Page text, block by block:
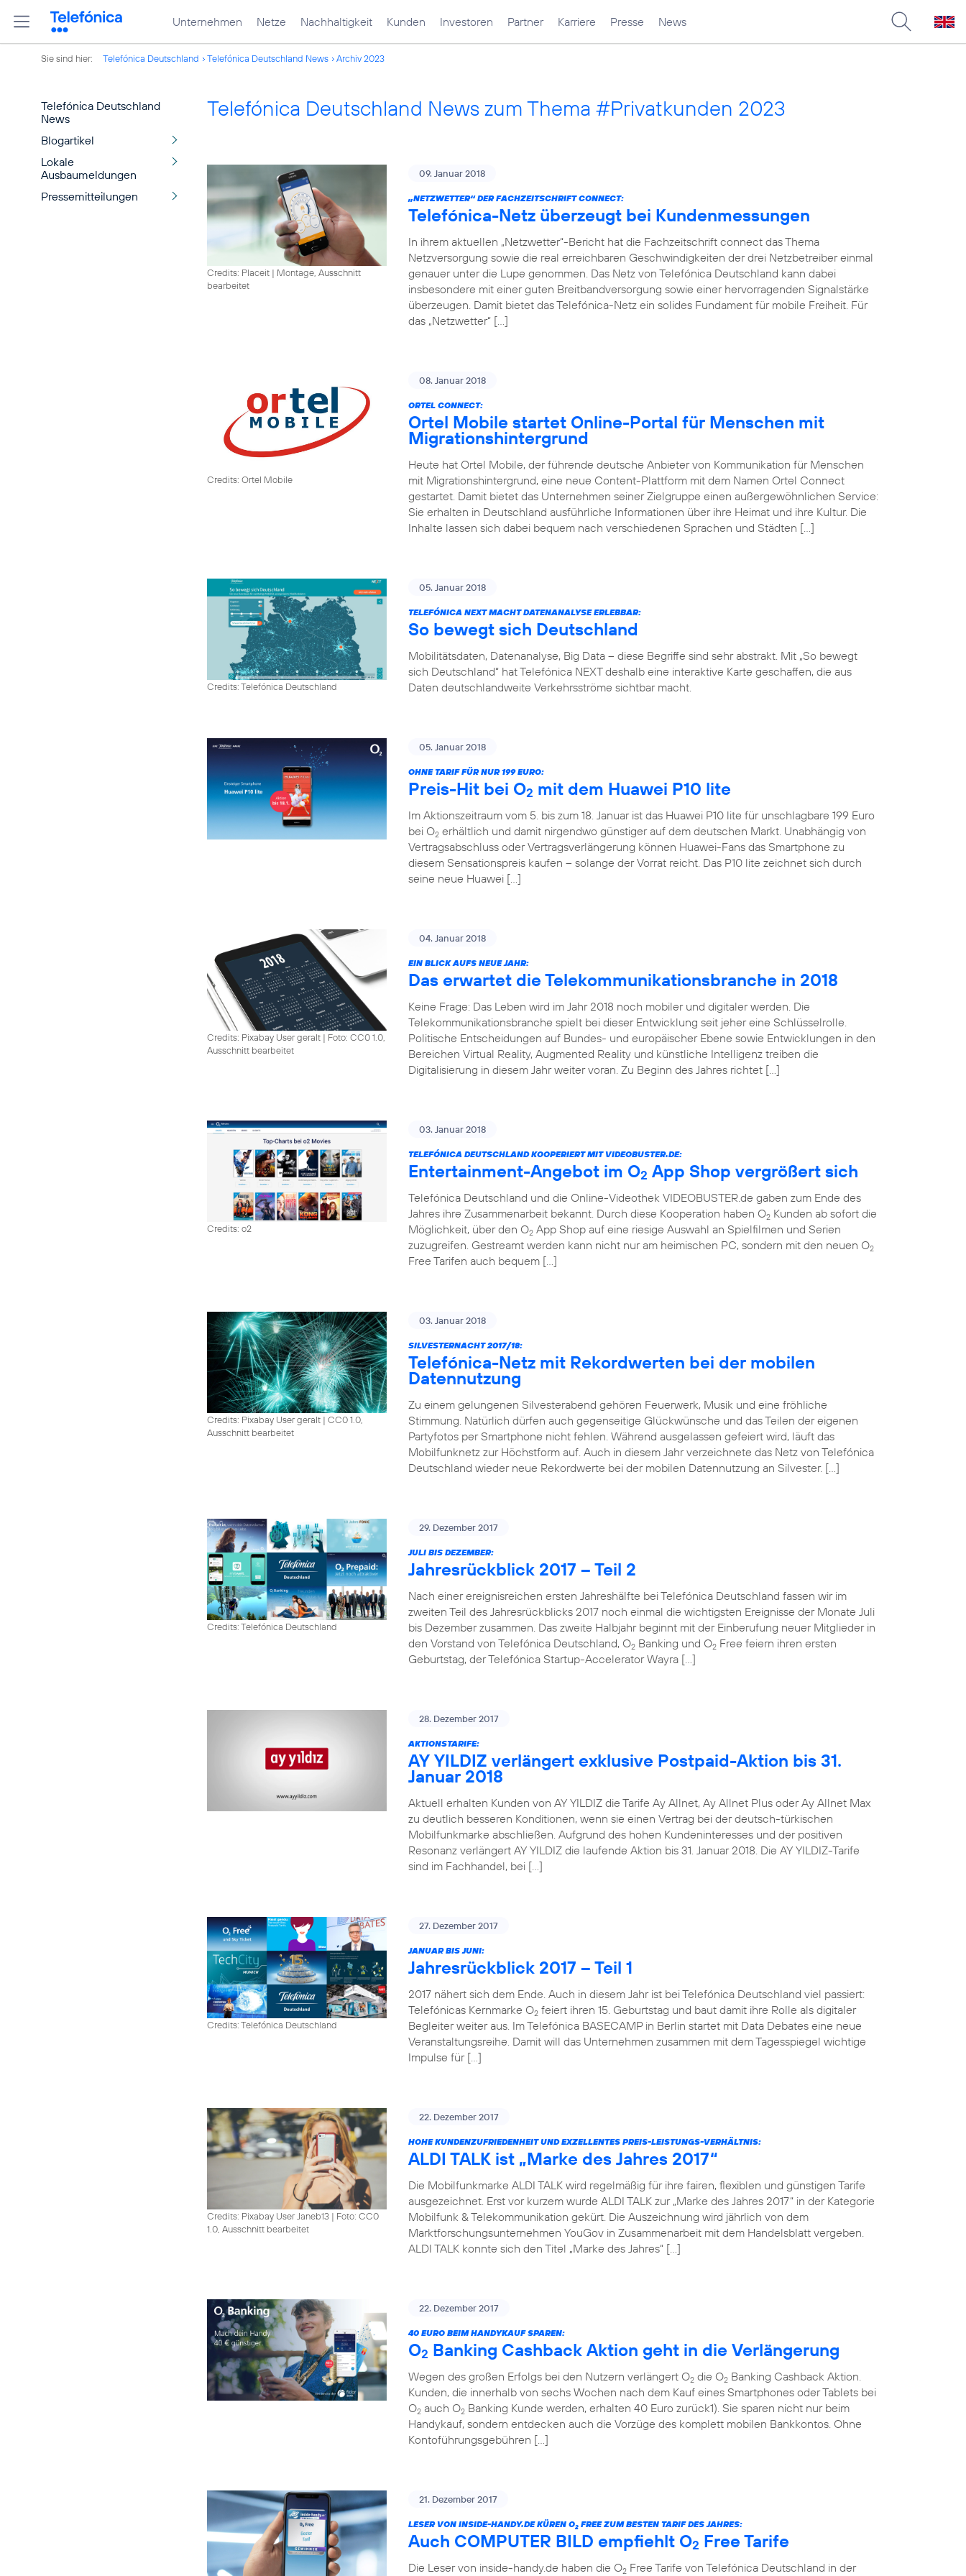
Unternehmen Netze Nachhaltigkeit Kunden Investoren Partner Karriere Presse News
Sie sind hier: Telefónica Deutschland Telefónica Deutschland News Archiv 2023
Telefónica Deutschland
News
Blogartikel
Lokale
Ausbaumeldungen
Pressemitteilungen
Telefónica Deutschland News zum Thema #Privatkunden 2023
Credits: Placeit | Montage, Ausschnitt
bearbeitet
09. Januar 2018
„NETZWETTER“ DER FACHZEITSCHRIFT CONNECT:
Telefónica-Netz überzeugt bei Kundenmessungen
In ihrem aktuellen „Netzwetter“-Bericht hat die Fachzeitschrift connect das Thema
Netzversorgung sowie die real erreichbaren Geschwindigkeiten der drei Netzbetreiber einmal
genauer unter die Lupe genommen. Das Netz von Telefónica Deutschland kann dabei
insbesondere mit einer guten Breitbandversorgung sowie einer hervorragenden Signalstärke
überzeugen. Damit bietet das Telefónica-Netz ein solides Fundament für mobile Freiheit. Für
das „Netzwetter“ […]
Credits: Ortel Mobile
08. Januar 2018
ORTEL CONNECT:
Ortel Mobile startet Online-Portal für Menschen mit
Migrationshintergrund
Heute hat Ortel Mobile, der führende deutsche Anbieter von Kommunikation für Menschen
mit Migrationshintergrund, eine neue Content-Plattform mit dem Namen Ortel Connect
gestartet. Damit bietet das Unternehmen seiner Zielgruppe einen außergewöhnlichen Service:
Sie erhalten in Deutschland ausführliche Informationen über ihre Heimat und ihre Kultur. Die
Inhalte lassen sich dabei bequem nach verschiedenen Sprachen und Städten […]
Credits: Telefónica Deutschland
05. Januar 2018
TELEFÓNICA NEXT MACHT DATENANALYSE ERLEBBAR:
So bewegt sich Deutschland
Mobilitätsdaten, Datenanalyse, Big Data – diese Begriffe sind sehr abstrakt. Mit „So bewegt
sich Deutschland“ hat Telefónica NEXT deshalb eine interaktive Karte geschaffen, die aus
Daten deutschlandweite Verkehrsströme sichtbar macht.
05. Januar 2018
OHNE TARIF FÜR NUR 199 EURO:
Preis-Hit bei O2 mit dem Huawei P10 lite
Im Aktionszeitraum vom 5. bis zum 18. Januar ist das Huawei P10 lite für unschlagbare 199 Euro
bei O2 erhältlich und damit nirgendwo günstiger auf dem deutschen Markt. Unabhängig von
Vertragsabschluss oder Vertragsverlängerung können Huawei-Fans das Smartphone zu
diesem Sensationspreis kaufen – solange der Vorrat reicht. Das P10 lite zeichnet sich durch
seine neue Huawei […]
Credits: Pixabay User geralt | Foto: CC0 1.0,
Ausschnitt bearbeitet
04. Januar 2018
EIN BLICK AUFS NEUE JAHR:
Das erwartet die Telekommunikationsbranche in 2018
Keine Frage: Das Leben wird im Jahr 2018 noch mobiler und digitaler werden. Die
Telekommunikationsbranche spielt bei dieser Entwicklung seit jeher eine Schlüsselrolle.
Politische Entscheidungen auf Bundes- und europäischer Ebene sowie Entwicklungen in den
Bereichen Virtual Reality, Augmented Reality und künstliche Intelligenz treiben die
Digitalisierung in diesem Jahr weiter voran. Zu Beginn des Jahres richtet […]
Credits: o2
03. Januar 2018
TELEFÓNICA DEUTSCHLAND KOOPERIERT MIT VIDEOBUSTER.DE:
Entertainment-Angebot im O2 App Shop vergrößert sich
Telefónica Deutschland und die Online-Videothek VIDEOBUSTER.de gaben zum Ende des
Jahres ihre Zusammenarbeit bekannt. Durch diese Kooperation haben O2 Kunden ab sofort die
Möglichkeit, über den O2 App Shop auf eine riesige Auswahl an Spielfilmen und Serien
zuzugreifen. Gestreamt werden kann nicht nur am heimischen PC, sondern mit den neuen O2
Free Tarifen auch bequem […]
Credits: Pixabay User geralt | CC0 1.0,
Ausschnitt bearbeitet
03. Januar 2018
SILVESTERNACHT 2017/18:
Telefónica-Netz mit Rekordwerten bei der mobilen
Datennutzung
Zu einem gelungenen Silvesterabend gehören Feuerwerk, Musik und eine fröhliche
Stimmung. Natürlich dürfen auch gegenseitige Glückwünsche und das Teilen der eigenen
Partyfotos per Smartphone nicht fehlen. Während ausgelassen gefeiert wird, läuft das
Mobilfunknetz zur Höchstform auf. Auch in diesem Jahr verzeichnete das Netz von Telefónica
Deutschland wieder neue Rekordwerte bei der mobilen Datennutzung an Silvester. […]
Credits: Telefónica Deutschland
29. Dezember 2017
JULI BIS DEZEMBER:
Jahresrückblick 2017 – Teil 2
Nach einer ereignisreichen ersten Jahreshälfte bei Telefónica Deutschland fassen wir im
zweiten Teil des Jahresrückblicks 2017 noch einmal die wichtigsten Ereignisse der Monate Juli
bis Dezember zusammen. Das zweite Halbjahr beginnt mit der Einberufung neuer Mitglieder in
den Vorstand von Telefónica Deutschland, O2 Banking und O2 Free feiern ihren ersten
Geburtstag, der Telefónica Startup-Accelerator Wayra […]
28. Dezember 2017
AKTIONSTARIFE:
AY YILDIZ verlängert exklusive Postpaid-Aktion bis 31.
Januar 2018
Aktuell erhalten Kunden von AY YILDIZ die Tarife Ay Allnet, Ay Allnet Plus oder Ay Allnet Max
zu deutlich besseren Konditionen, wenn sie einen Vertrag bei der deutsch-türkischen
Mobilfunkmarke abschließen. Aufgrund des hohen Kundeninteresses und der positiven
Resonanz verlängert AY YILDIZ die laufende Aktion bis 31. Januar 2018. Die AY YILDIZ-Tarife
sind im Fachhandel, bei […]
Credits: Telefónica Deutschland
27. Dezember 2017
JANUAR BIS JUNI:
Jahresrückblick 2017 – Teil 1
2017 nähert sich dem Ende. Auch in diesem Jahr ist bei Telefónica Deutschland viel passiert:
Telefónicas Kernmarke O2 feiert ihren 15. Geburtstag und baut damit ihre Rolle als digitaler
Begleiter weiter aus. Im Telefónica BASECAMP in Berlin startet mit Data Debates eine neue
Veranstaltungsreihe. Damit will das Unternehmen zusammen mit dem Tagesspiegel wichtige
Impulse für […]
Credits: Pixabay User Janeb13 | Foto: CC0
1.0, Ausschnitt bearbeitet
22. Dezember 2017
HOHE KUNDENZUFRIEDENHEIT UND EXZELLENTES PREIS-LEISTUNGS-VERHÄLTNIS:
ALDI TALK ist „Marke des Jahres 2017“
Die Mobilfunkmarke ALDI TALK wird regelmäßig für ihre fairen, flexiblen und günstigen Tarife
ausgezeichnet. Erst vor kurzem wurde ALDI TALK zur „Marke des Jahres 2017“ in der Kategorie
Mobilfunk & Telekommunikation gekürt. Die Auszeichnung wird jährlich von dem
Marktforschungsunternehmen YouGov in Zusammenarbeit mit dem Handelsblatt vergeben.
ALDI TALK konnte sich den Titel „Marke des Jahres“ […]
22. Dezember 2017
40 EURO BEIM HANDYKAUF SPAREN:
O2 Banking Cashback Aktion geht in die Verlängerung
Wegen des großen Erfolgs bei den Nutzern verlängert O2 die O2 Banking Cashback Aktion.
Kunden, die innerhalb von sechs Wochen nach dem Kauf eines Smartphones oder Tablets bei
O2 auch O2 Banking Kunde werden, erhalten 40 Euro zurück1). Sie sparen nicht nur beim
Handykauf, sondern entdecken auch die Vorzüge des komplett mobilen Bankkontos. Ohne
Kontoführungsgebühren […]
21. Dezember 2017
LESER VON INSIDE-HANDY.DE KÜREN O2 FREE ZUM BESTEN TARIF DES JAHRES:
Auch COMPUTER BILD empfiehlt O2 Free Tarife
Die Leser von inside-handy.de haben die O2 Free Tarife von Telefónica Deutschland in der